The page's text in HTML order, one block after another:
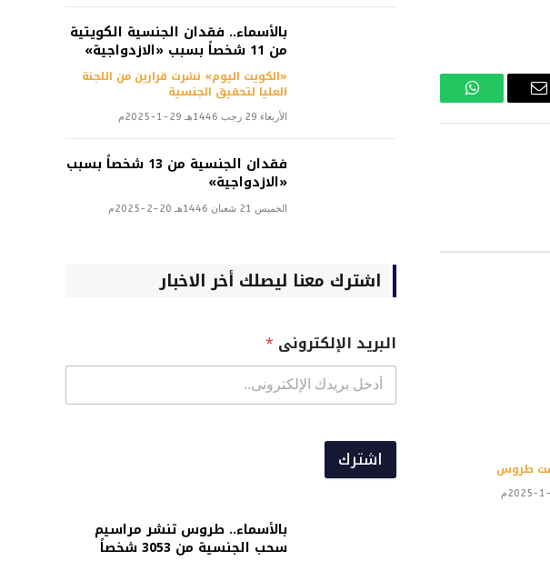
البريد
واتساب
بالأسماء.. فقدان الجنسية الكويتية
من 11 شخصاً بسبب «الازدواجية»
«الكويت اليوم» نشرت قرارين من اللجنة
العليا لتحقيق الجنسية
الأربعاء 29 رجب 1446هـ 29-1-2025م
فقدان الجنسية من 13 شخصاً بسبب
«الازدواجية»
الخميس 21 شعبان 1446هـ 20-2-2025م
اشترك معنا ليصلك أخر الاخبار
البريد الإلكترونى *
اشترك
بالأسماء.. طروس تنشر مراسيم
سحب الجنسية من 3053 شخصاً